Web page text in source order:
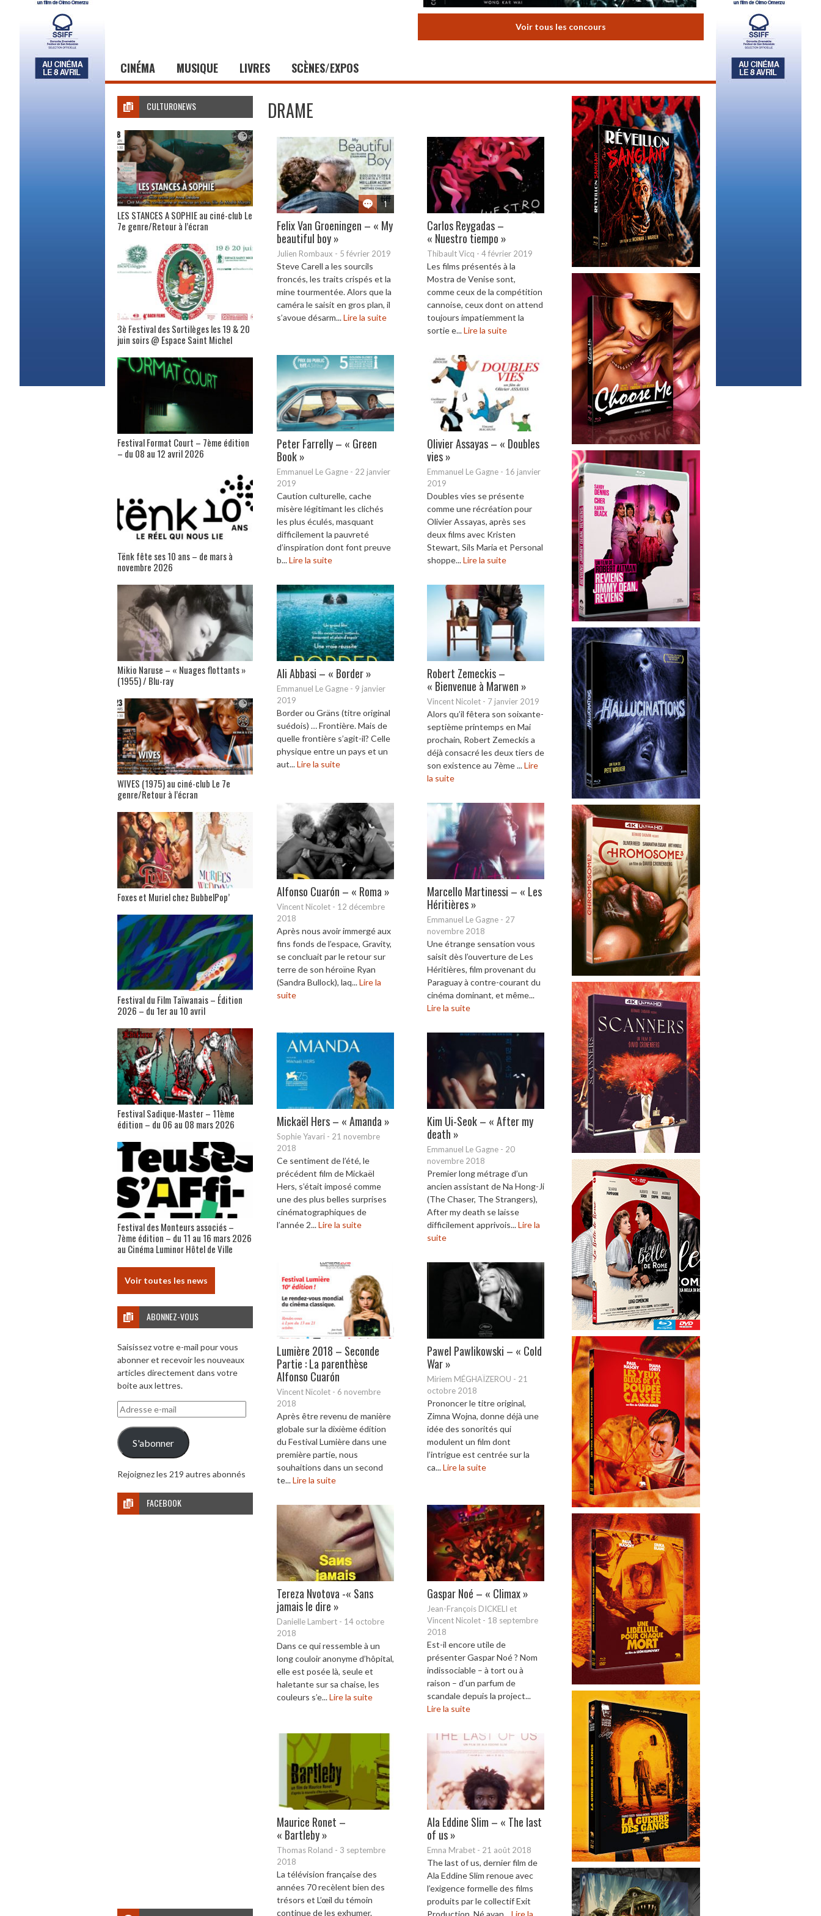
Voir tous les concours
CINÉMA MUSIQUE LIVRES SCÈNES/EXPOS
DRAME
1
Felix Van Groeningen – « My
beautiful boy »
Julien Rombaux - 5 février 2019
Steve Carell a les sourcils
froncés, les traits crispés et la
mine tourmentée. Alors que la
caméra le saisit en gros plan, il
s’avoue désarm...Lire la suite
Carlos Reygadas –
« Nuestro tiempo »
Thibault Vicq - 4 février 2019
Les films présentés à la
Mostra de Venise sont,
comme ceux de la compétition
cannoise, ceux dont on attend
toujours impatiemment la
sortie e...Lire la suite
Peter Farrelly – « Green
Book »
Emmanuel Le Gagne - 22 janvier
2019
Caution culturelle, cache
misère légitimant les clichés
les plus éculés, masquant
difficilement la pauvreté
d’inspiration dont font preuve
b...Lire la suite
Olivier Assayas – « Doubles
vies »
Emmanuel Le Gagne - 16 janvier
2019
Doubles vies se présente
comme une récréation pour
Olivier Assayas, après ses
deux films avec Kristen
Stewart, Sils Maria et Personal
shoppe...Lire la suite
Ali Abbasi – « Border »
Emmanuel Le Gagne - 9 janvier
2019
Border ou Gräns (titre original
suédois) … Frontière. Mais de
quelle frontière s’agit-il? Celle
physique entre un pays et un
aut...Lire la suite
Robert Zemeckis –
« Bienvenue à Marwen »
Vincent Nicolet - 7 janvier 2019
Alors qu’il fêtera son soixante-
septième printemps en Mai
prochain, Robert Zemeckis a
déjà consacré les deux tiers de
son existence au 7ème ...Lire
la suite
Alfonso Cuarón – « Roma »
Vincent Nicolet - 12 décembre
2018
Après nous avoir immergé aux
fins fonds de l’espace, Gravity,
se concluait par le retour sur
terre de son héroïne Ryan
(Sandra Bullock), laq...Lire la
suite
Marcello Martinessi – « Les
Héritières »
Emmanuel Le Gagne - 27
novembre 2018
Une étrange sensation vous
saisit dès l’ouverture de Les
Héritières, film provenant du
Paraguay à contre-courant du
cinéma dominant, et même...
Lire la suite
Mickaël Hers – « Amanda »
Sophie Yavari - 21 novembre
2018
Ce sentiment de l’été, le
précédent film de Mickaël
Hers, s’était imposé comme
une des plus belles surprises
cinématographiques de
l’année 2...Lire la suite
Kim Ui-Seok – « After my
death »
Emmanuel Le Gagne - 20
novembre 2018
Premier long métrage d’un
ancien assistant de Na Hong-Ji
(The Chaser, The Strangers),
After my death se laisse
difficilement apprivois...Lire la
suite
Lumière 2018 – Seconde
Partie : La parenthèse
Alfonso Cuarón
Vincent Nicolet - 6 novembre
2018
Après être revenu de manière
globale sur la dixième édition
du Festival Lumière dans une
première partie, nous
souhaitions dans un second
te...Lire la suite
Pawel Pawlikowski – « Cold
War »
Miriem MÉGHAÏZEROU - 21
octobre 2018
Prononcer le titre original,
Zimna Wojna, donne déjà une
idée des sonorités qui
modulent un film dont
l’intrigue est centrée sur la
ca...Lire la suite
Tereza Nvotova -« Sans
jamais le dire »
Danielle Lambert - 14 octobre
2018
Dans ce qui ressemble à un
long couloir anonyme d’hôpital,
elle est posée là, seule et
haletante sur sa chaise, les
couleurs s’e...Lire la suite
Gaspar Noé – « Climax »
Jean-François DICKELI et
Vincent Nicolet - 18 septembre
2018
Est-il encore utile de
présenter Gaspar Noé ? Nom
indissociable – à tort ou à
raison – d’un parfum de
scandale depuis la project...
Lire la suite
Maurice Ronet –
« Bartleby »
Thomas Roland - 3 septembre
2018
La télévision française des
années 70 recèlent bien des
trésors et L’œil du témoin
continue de les exhumer.
Ala Eddine Slim – « The last
of us »
Emna Mrabet - 21 août 2018
The last of us, dernier film de
Ala Eddine Slim renoue avec
l’exigence formelle des films
produits par le collectif Exit
CULTURONEWS
LES STANCES A SOPHIE au ciné-club Le
7e genre/Retour à l’écran
3è Festival des Sortilèges les 19 & 20
juin soirs @ Espace Saint Michel
Festival Format Court – 7ème édition
– du 08 au 12 avril 2026
Tënk fête ses 10 ans – de mars à
novembre 2026
Mikio Naruse – « Nuages flottants »
(1955) / Blu-ray
WIVES (1975) au ciné-club Le 7e
genre/Retour à l’écran
Foxes et Muriel chez BubbelPop’
Festival du Film Taïwanais – Édition
2026 – du 1er au 10 avril
Festival Sadique-Master – 11ème
édition – du 06 au 08 mars 2026
Festival des Monteurs associés –
7ème édition – du 11 au 16 mars 2026
au Cinéma Luminor Hôtel de Ville
Voir toutes les news
ABONNEZ-VOUS
Saisissez votre e-mail pour vous
abonner et recevoir les nouveaux
articles directement dans votre
boite aux lettres.
Adresse
e-
mail
S'abonner
Rejoignez les 219 autres abonnés
FACEBOOK